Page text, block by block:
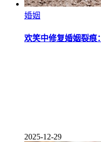
婚姻
欢笑中修复婚姻裂痕
2025-12-29